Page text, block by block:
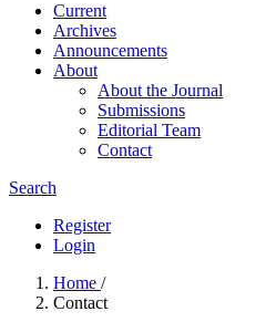
Current
Archives
Announcements
About
About the Journal
Submissions
Editorial Team
Contact
Search
Register
Login
Home /
Contact